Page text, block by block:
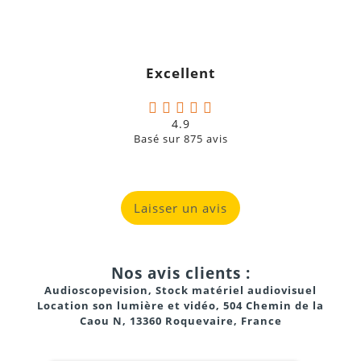
Woofer : 12" avec bobine 3"
1 sortie ligne XLR
Points d’accrochage : 7 points filetés M8
Excellent
4.9
Basé sur 875 avis
Laisser un avis
Nos avis clients :
Audioscopevision, Stock matériel audiovisuel
Location son lumière et vidéo, 504 Chemin de la
Caou N, 13360 Roquevaire, France